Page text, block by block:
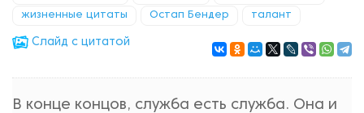
жизненные цитаты Остап Бендер талант
Cлайд с цитатой
В конце концов, служба есть служба. Она и